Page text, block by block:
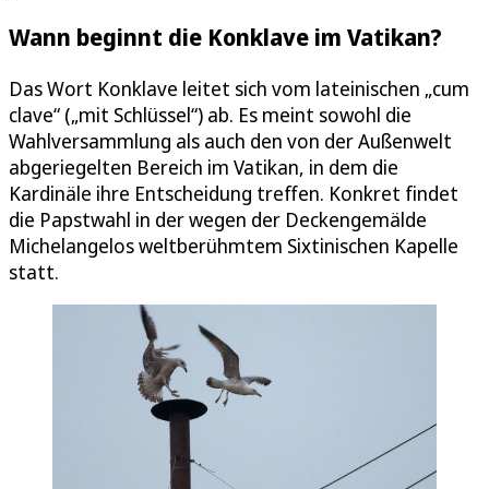
Wann beginnt die Konklave im Vatikan?
Das Wort Konklave leitet sich vom lateinischen „cum
clave“ („mit Schlüssel“) ab. Es meint sowohl die
Wahlversammlung als auch den von der Außenwelt
abgeriegelten Bereich im Vatikan, in dem die
Kardinäle ihre Entscheidung treffen. Konkret findet
die Papstwahl in der wegen der Deckengemälde
Michelangelos weltberühmtem Sixtinischen Kapelle
statt.